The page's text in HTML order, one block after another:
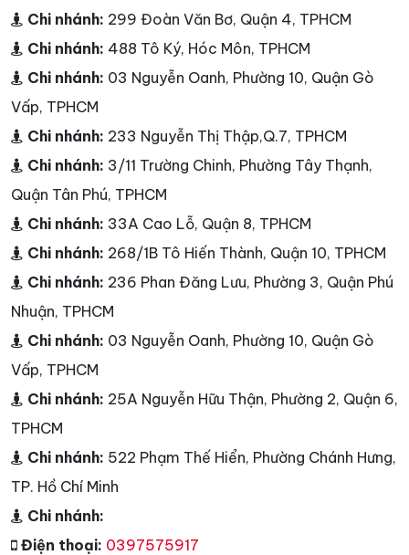
Chi nhánh: 299 Đoàn Văn Bơ, Quận 4, TPHCM
Chi nhánh: 488 Tô Ký, Hóc Môn, TPHCM
Chi nhánh: 03 Nguyễn Oanh, Phường 10, Quận Gò
Vấp, TPHCM
Chi nhánh: 233 Nguyễn Thị Thập,Q.7, TPHCM
Chi nhánh: 3/11 Trường Chinh, Phường Tây Thạnh,
Quận Tân Phú, TPHCM
Chi nhánh: 33A Cao Lỗ, Quận 8, TPHCM
Chi nhánh: 268/1B Tô Hiến Thành, Quận 10, TPHCM
Chi nhánh: 236 Phan Đăng Lưu, Phường 3, Quận Phú
Nhuận, TPHCM
Chi nhánh: 03 Nguyễn Oanh, Phường 10, Quận Gò
Vấp, TPHCM
Chi nhánh: 25A Nguyễn Hữu Thận, Phường 2, Quận 6,
TPHCM
Chi nhánh: 522 Phạm Thế Hiển, Phường Chánh Hưng,
TP. Hồ Chí Minh
Chi nhánh:
Điện thoại: 0397575917